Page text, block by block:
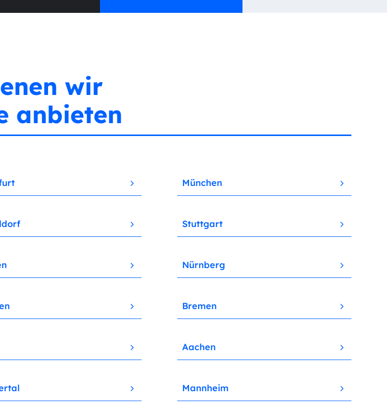
wir
anbieten
München
Stuttgart
Nürnberg
Bremen
Aachen
Mannheim